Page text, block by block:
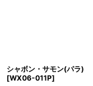
シャボン・サモン(パラ)
[WX06-011P]